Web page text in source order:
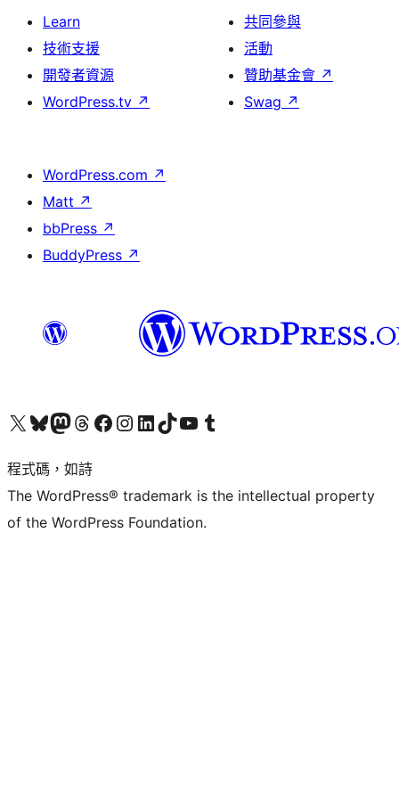
Learn
技術支援
開發者資源
WordPress.tv ↗
共同參與
活動
贊助基金會 ↗
Swag ↗
WordPress.com ↗
Matt ↗
bbPress ↗
BuddyPress ↗
查看我們的 X (之前的 Twitter) 帳號造訪我們的 Bluesky 帳號造訪我們的 Mastodon 帳號造訪我們的 Threads 帳號 造訪我們的 Facebook 粉絲專頁Visit our Instagram account
Visit our LinkedIn account
造訪我們的 TikTok 帳號Visit our YouTube channel
造訪我們的 Tumblr 帳號
程式碼，如詩
The WordPress® trademark is the intellectual property
of the WordPress Foundation.